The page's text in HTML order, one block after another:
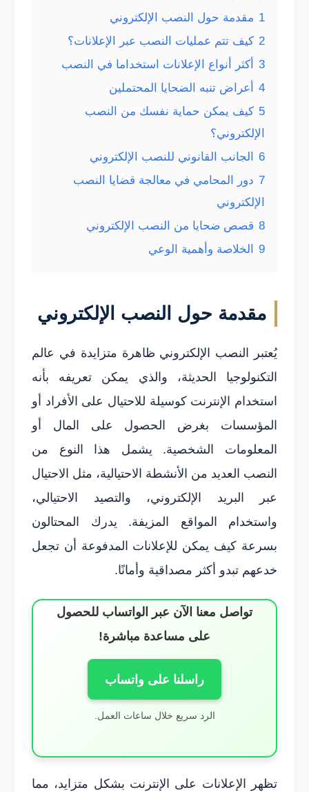
1 مقدمة حول النصب الإلكتروني
2 كيف تتم عمليات النصب عبر الإعلانات؟
3
أكثر أنواع الإعلانات استخداما في النصب
4
أعراض تنبه الضحايا المحتملين
5 كيف يمكن حماية نفسك من النصب
الإلكتروني؟
6
الجانب القانوني للنصب الإلكتروني
7 دور المحامي في معالجة قضايا النصب
الإلكتروني
8 قصص ضحايا من النصب الإلكتروني
9
الخلاصة وأهمية الوعي
مقدمة حول النصب الإلكتروني
يُعتبر النصب الإلكتروني ظاهرة متزايدة في عالم
التكنولوجيا الحديثة، والذي يمكن تعريفه بأنه
استخدام الإنترنت كوسيلة للاحتيال على الأفراد أو
المؤسسات بغرض الحصول على المال أو
المعلومات الشخصية. يشمل هذا النوع من
النصب العديد من الأنشطة الاحتيالية، مثل الاحتيال
عبر البريد الإلكتروني، والتصيد الاحتيالي،
واستخدام المواقع المزيفة. يدرك المحتالون
بسرعة كيف يمكن للإعلانات المدفوعة أن تجعل
خدعهم تبدو أكثر مصداقية وأمانًا.
تواصل معنا الآن عبر الواتساب للحصول
على مساعدة مباشرة!
راسلنا على واتساب
الرد سريع خلال ساعات العمل.
تظهر الإعلانات على الإنترنت بشكل متزايد، مما